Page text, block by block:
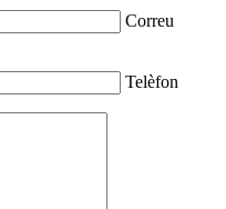
Correu
Telèfon